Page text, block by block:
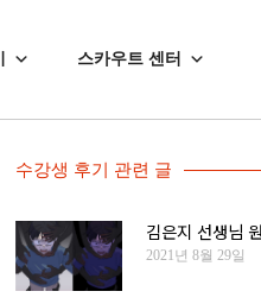
스카우트 센터
수강생 후기 관련 글
김은지 선생님
2021년 8월 29일